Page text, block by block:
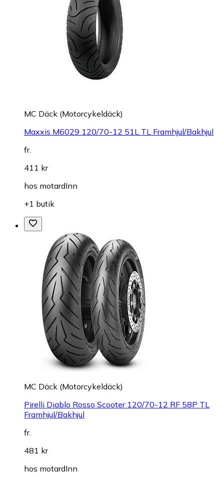
MC Däck (Motorcykeldäck)
Maxxis M6029 120/70-12 51L TL Framhjul/Bakhjul
fr.
411 kr
hos motardInn
+1 butik
MC Däck (Motorcykeldäck)
Pirelli Diablo Rosso Scooter 120/70-12 RF 58P TL
Framhjul/Bakhjul
fr.
481 kr
hos motardInn